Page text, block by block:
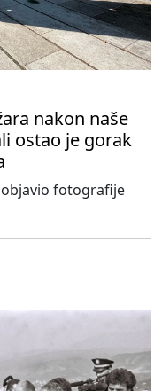
nakon naše
ostao je gorak
fotografije